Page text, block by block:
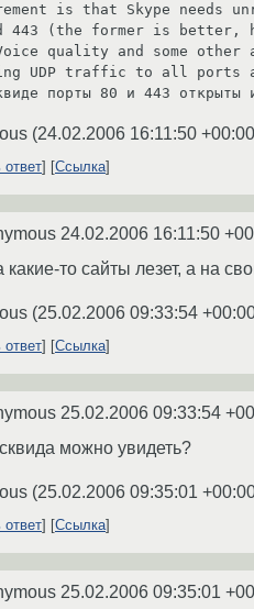
is that Skype needs
443 (the former is
quality and some other
UDP traffic to all ports
порты 80 и 443 открыты
(24.02.2006 16:11:50 +00:00
ответ Ссылка
24.02.2006 16:11:50
какие-то сайты лезет, а на
(25.02.2006 09:33:54
ответ Ссылка
25.02.2006 09:33:54
можно увидеть?
(25.02.2006 09:35:01
ответ Ссылка
25.02.2006 09:35:01